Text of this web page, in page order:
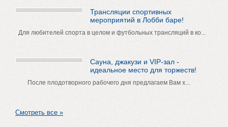
Трансляции спортивных
мероприятий в Лобби баре!
Для любителей спорта в целом и футбольных трансляций в ко...
Сауна, джакузи и VIP-зал -
идеальное место для торжеств!
После плодотворного рабочего дня предлагаем Вам х...
Смотреть все »